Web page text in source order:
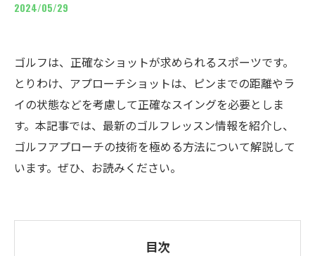
2024/05/29
ゴルフは、正確なショットが求められるスポーツです。
とりわけ、アプローチショットは、ピンまでの距離やラ
イの状態などを考慮して正確なスイングを必要としま
す。本記事では、最新のゴルフレッスン情報を紹介し、
ゴルフアプローチの技術を極める方法について解説して
います。ぜひ、お読みください。
目次